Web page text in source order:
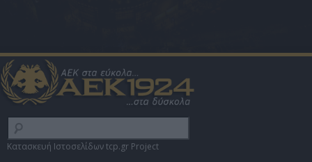
Κατασκευή Ιστοσελίδων tcp.gr Project